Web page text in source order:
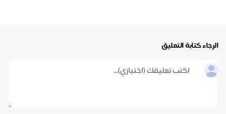
الرجاء كتابة التعليق